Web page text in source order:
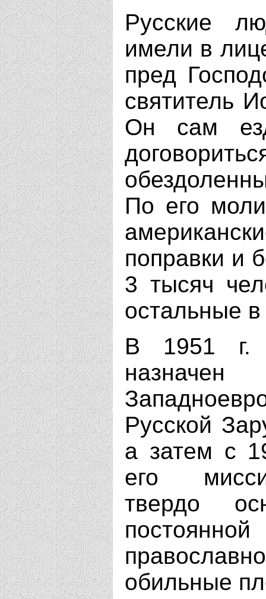
Русские
имели в
пред
святитель
Он сам
По его
поправки и
3 тысяч
остальные
В 1951 г.
Русской
а затем с
его
твердо
обильные